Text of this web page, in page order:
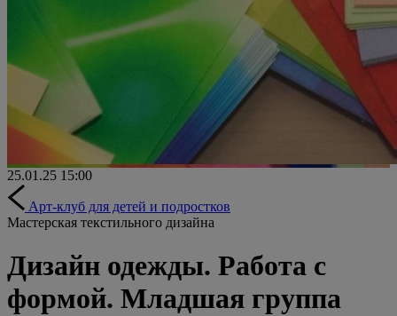
25.01.25 15:00
Арт-клуб для детей и подростков
Мастерская текстильного дизайна
Дизайн одежды. Работа с
формой. Младшая группа